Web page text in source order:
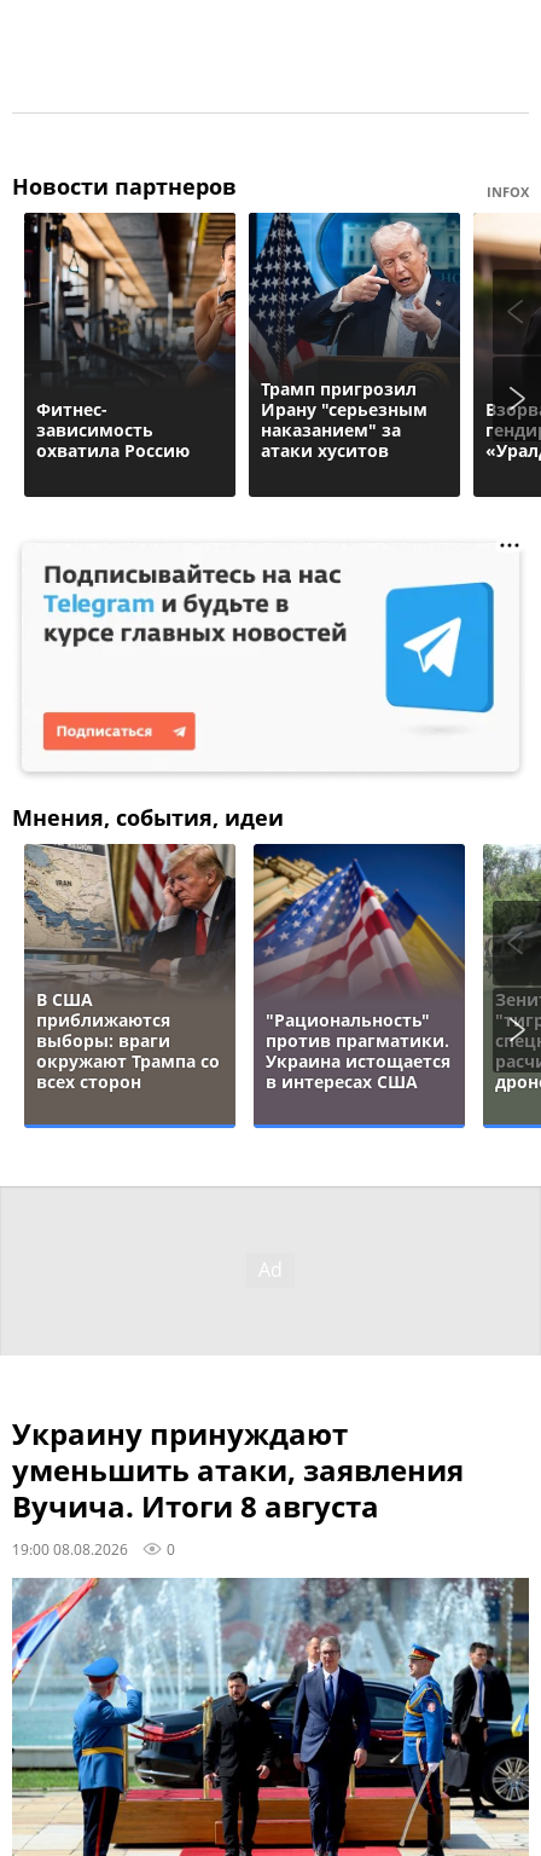
Новости партнеров INFOX
Фитнес-
зависимость
охватила Россию
Трамп пригрозил
Ирану "серьезным
наказанием" за
атаки хуситов
Мнения, события, идеи
В США
приближаются
выборы: враги
окружают Трампа со
всех сторон
"Рациональность"
против прагматики.
Украина истощается
в интересах США
Украину принуждают
уменьшить атаки, заявления
Вучича. Итоги 8 августа
19:00 08.08.2026 0